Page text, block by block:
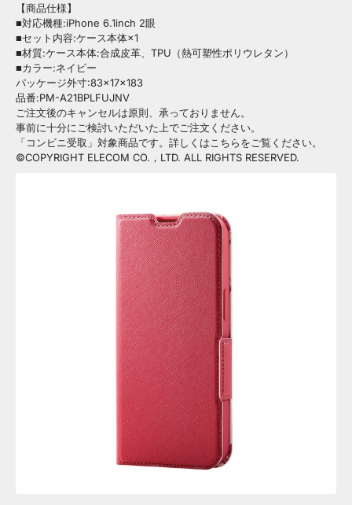
【商品仕様】
■対応機種:iPhone 6.1inch 2眼
■セット内容:ケース本体×1
■材質:ケース本体:合成皮革、TPU（熱可塑性ポリウレタン）
■カラー:ネイビー
パッケージ外寸:83×17×183
品番:PM-A21BPLFUJNV
ご注文後のキャンセルは原則、承っておりません。
事前に十分にご検討いただいた上でご注文ください。
「コンビニ受取」対象商品です。詳しくはこちらをご覧ください。
©COPYRIGHT ELECOM CO.，LTD. ALL RIGHTS RESERVED.